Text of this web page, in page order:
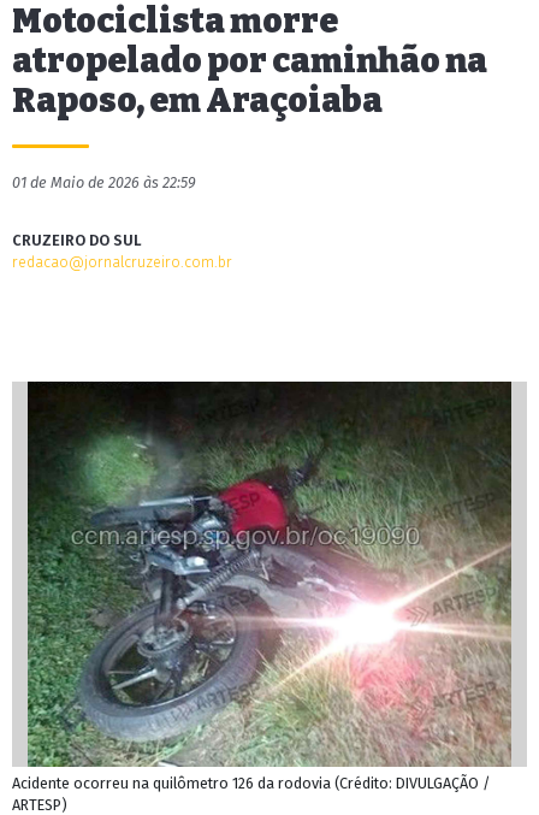
Motociclista morre
atropelado por caminhão na
Raposo, em Araçoiaba
01 de Maio de 2026 às 22:59
CRUZEIRO DO SUL
redacao@jornalcruzeiro.com.br
Acidente ocorreu na quilômetro 126 da rodovia (Crédito: DIVULGAÇÃO /
ARTESP)